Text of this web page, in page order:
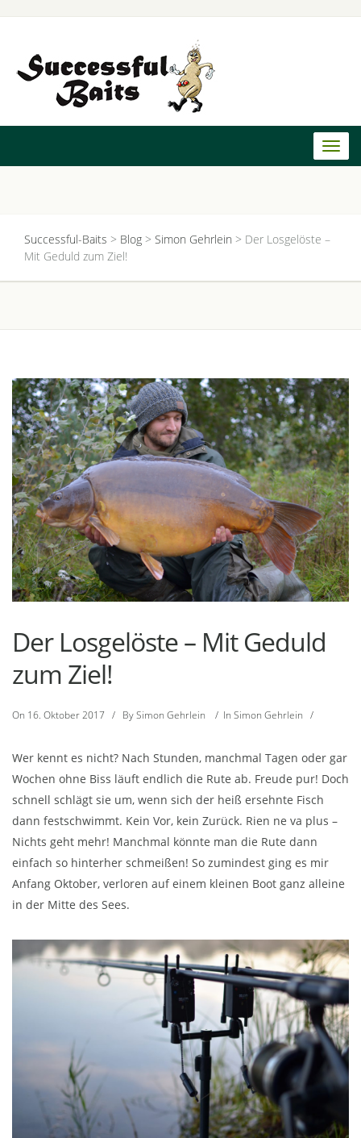
Successful-Baits > Blog > Simon Gehrlein > Der Losgelöste –
Mit Geduld zum Ziel!
Der Losgelöste – Mit Geduld
zum Ziel!
On 16. Oktober 2017 / BySimon Gehrlein / In Simon Gehrlein /
Wer kennt es nicht? Nach Stunden, manchmal Tagen oder gar
Wochen ohne Biss läuft endlich die Rute ab. Freude pur! Doch
schnell schlägt sie um, wenn sich der heiß ersehnte Fisch
dann festschwimmt. Kein Vor, kein Zurück. Rien ne va plus –
Nichts geht mehr! Manchmal könnte man die Rute dann
einfach so hinterher schmeißen! So zumindest ging es mir
Anfang Oktober, verloren auf einem kleinen Boot ganz alleine
in der Mitte des Sees.